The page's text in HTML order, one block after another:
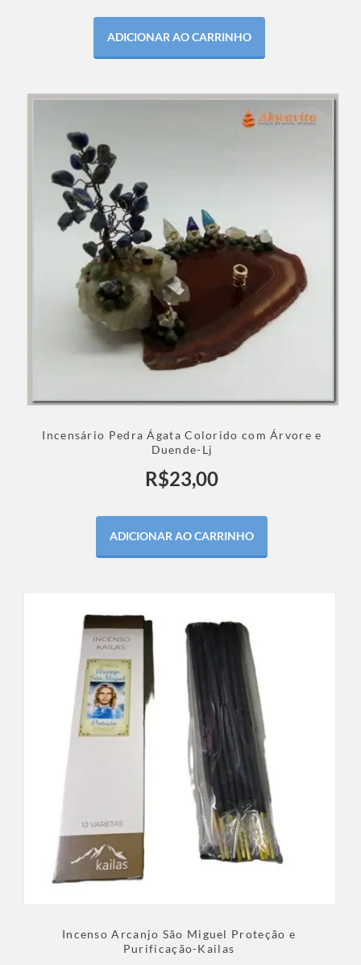
ADICIONAR AO CARRINHO
Incensário Pedra Ágata Colorido com Árvore e
Duende-Lj
R$23,00
ADICIONAR AO CARRINHO
Incenso Arcanjo São Miguel Proteção e
Purificação-Kailas